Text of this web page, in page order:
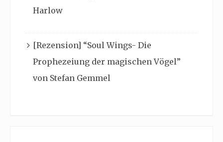
Harlow
[Rezension] “Soul Wings- Die
Prophezeiung der magischen Vögel”
von Stefan Gemmel